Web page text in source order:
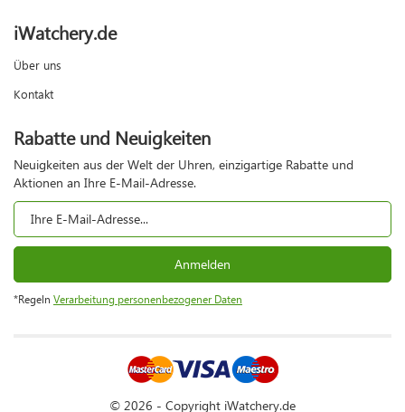
iWatchery.de
Über uns
Kontakt
Rabatte und Neuigkeiten
Neuigkeiten aus der Welt der Uhren, einzigartige Rabatte und
Aktionen an Ihre E-Mail-Adresse.
Anmelden
*Regeln Verarbeitung personenbezogener Daten
© 2026 - Copyright iWatchery.de